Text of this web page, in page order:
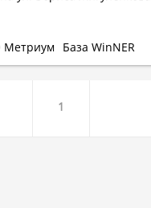
База WinNER
1